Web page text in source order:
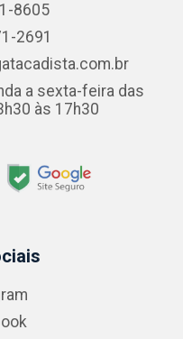
8605
2691
a sexta-feira das
às 17h30